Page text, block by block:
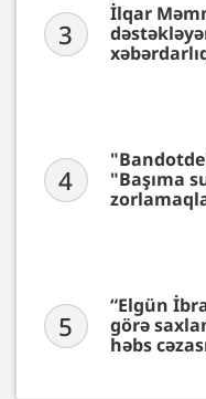
3
İlqar
4
"Başıma
5
“Elgün
görə
həbs